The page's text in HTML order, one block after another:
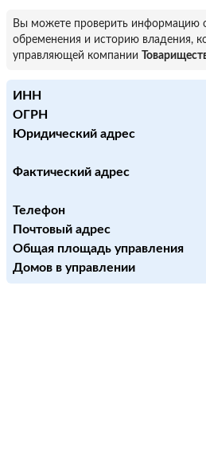
Вы можете проверить информацию
обременения и историю владения,
управляющей компании
ИНН
ОГРН
Юридический адрес
Фактический адрес
Телефон
Почтовый адрес
Общая площадь управления
Домов в управлении